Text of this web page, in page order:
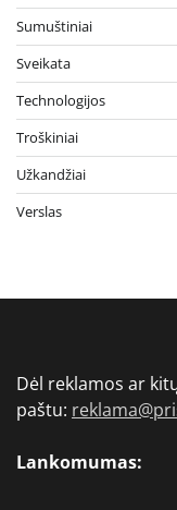
Sumuštiniai
Sveikata
Technologijos
Troškiniai
Užkandžiai
Verslas
Dėl reklamos ar
paštu:
Lankomumas: